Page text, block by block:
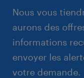
Nous vous
aurons des
informations
envoyer les
votre demande.